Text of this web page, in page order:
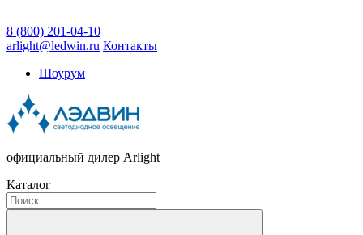
8 (800) 201-04-10
arlight@ledwin.ru Контакты
Шоурум
официальный дилер Arlight
Каталог